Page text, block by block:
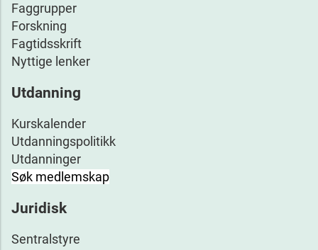
Faggrupper
Forskning
Fagtidsskrift
Nyttige lenker
Utdanning
Kurskalender
Utdanningspolitikk
Utdanninger
Søk medlemskap
Juridisk
Sentralstyre